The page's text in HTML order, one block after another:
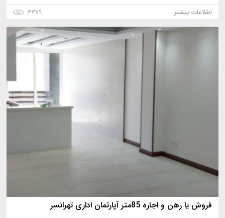
اطلاعات بیشتر
۳۳۷۹
فروش یا رهن و اجاره 85متر آپارتمان اداری تهرانسر